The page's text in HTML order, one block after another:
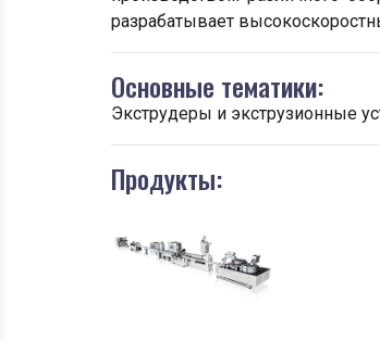
разрабатывает
Основные тематики:
Экструдеры и экструзионные
Продукты: